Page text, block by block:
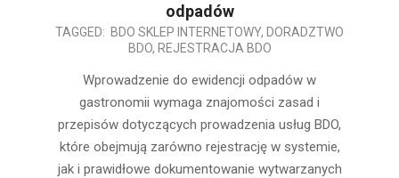
odpadów
2026-
TAGGED: BDO SKLEP INTERNETOWY, DORADZTWO
BDO, REJESTRACJA BDO
Wprowadzenie do ewidencji odpadów w
gastronomii wymaga znajomości zasad i
przepisów dotyczących prowadzenia usług BDO,
które obejmują zarówno rejestrację w systemie,
jak i prawidłowe dokumentowanie wytwarzanych